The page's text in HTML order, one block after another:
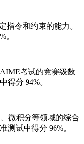
指令和约束的能力。
。
考试的竞赛级数
得分 94%。
微积分等领域的综合
测试中得分 96%。